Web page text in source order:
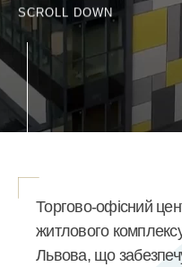
Торгово-офісний
житлового
Львова, що